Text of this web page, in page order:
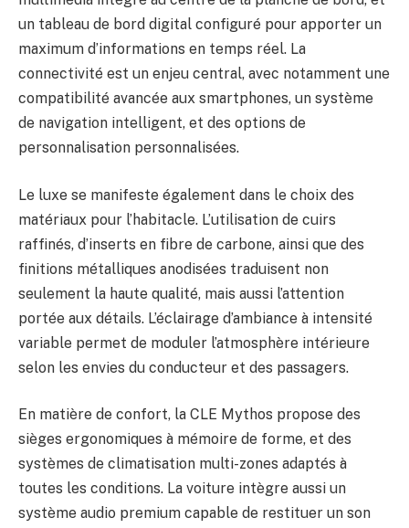
un tableau de bord digital configuré pour apporter un
maximum d’informations en temps réel. La
connectivité est un enjeu central, avec notamment une
compatibilité avancée aux smartphones, un système
de navigation intelligent, et des options de
personnalisation personnalisées.
Le luxe se manifeste également dans le choix des
matériaux pour l’habitacle. L’utilisation de cuirs
raffinés, d’inserts en fibre de carbone, ainsi que des
finitions métalliques anodisées traduisent non
seulement la haute qualité, mais aussi l’attention
portée aux détails. L’éclairage d’ambiance à intensité
variable permet de moduler l’atmosphère intérieure
selon les envies du conducteur et des passagers.
En matière de confort, la CLE Mythos propose des
sièges ergonomiques à mémoire de forme, et des
systèmes de climatisation multi-zones adaptés à
toutes les conditions. La voiture intègre aussi un
système audio premium capable de restituer un son